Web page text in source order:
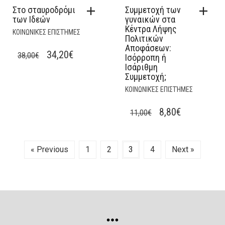
Στο σταυροδρόμι
των Ιδεών
ΚΟΙΝΩΝΙΚΈΣ ΕΠΙΣΤΉΜΕΣ
38,00€
ORIGINAL
34,20€CURRENT
Συμμετοχή των
γυναικών στα
Κέντρα Λήψης
Πολιτικών
Αποφάσεων:
Ισόρροπη ή
Ισάριθμη
Συμμετοχή;
ΚΟΙΝΩΝΙΚΈΣ ΕΠΙΣΤΉΜΕΣ
11,00€
ORIGINAL
11,00€.
8,80€CURRENT
8,80€.
« Previous 1 2 3 4 Next »